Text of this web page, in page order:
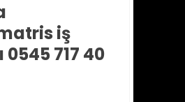
iş
717 40